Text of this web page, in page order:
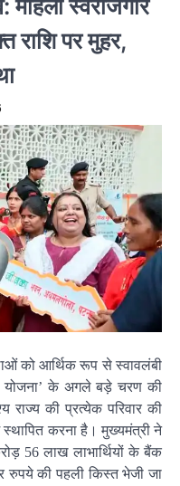
राशि पर मुहर,
को आर्थिक रूप से स्वावलंबी
योजना’ के अगले बड़े चरण की
राज्य की प्रत्येक परिवार की
करना है। मुख्यमंत्री ने
56 लाख लाभार्थियों के बैंक
रुपये की पहली किस्त भेजी जा